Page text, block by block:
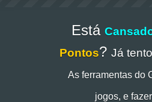
Está
Pontos?Já
As ferramentas do
jogos, e